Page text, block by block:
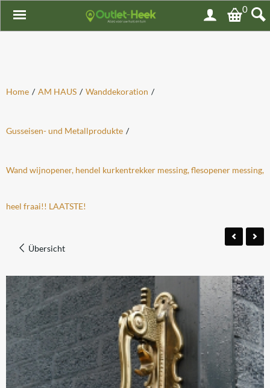
0
Home / AM HAUS / Wanddekoration /
Gusseisen- und Metallprodukte /
Wand wijnopener, hendel kurkentrekker messing, flesopener messing,
heel fraai!! LAATSTE!
Übersicht